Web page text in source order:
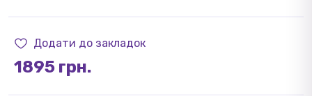
1895 грн.
Додати до закладок